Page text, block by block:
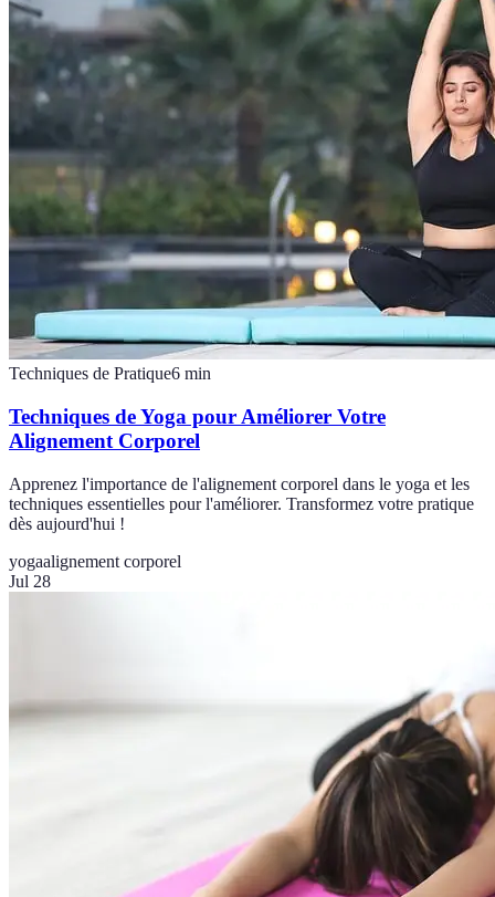
Techniques de Pratique6 min
Techniques de Yoga pour Améliorer Votre
Alignement Corporel
Apprenez l'importance de l'alignement corporel dans le yoga et les
techniques essentielles pour l'améliorer. Transformez votre pratique
dès aujourd'hui !
yogaalignement corporel
Jul 28